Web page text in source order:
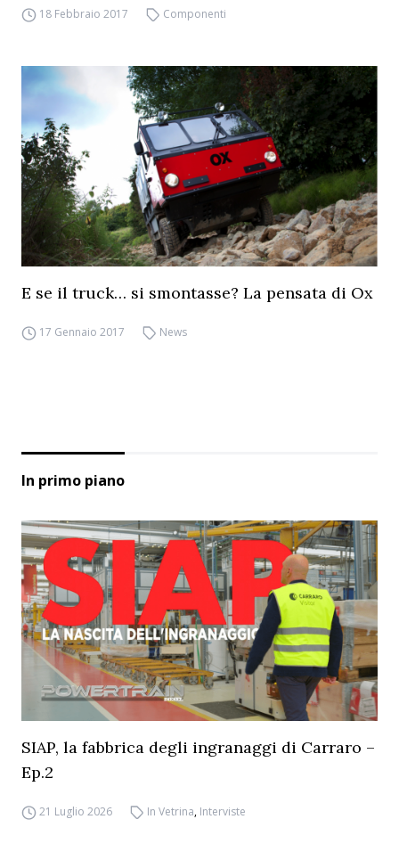
18 Febbraio 2017 Componenti
E se il truck… si smontasse? La pensata di Ox
17 Gennaio 2017 News
In primo piano
SIAP, la fabbrica degli ingranaggi di Carraro –
Ep.2
21 Luglio 2026 In Vetrina, Interviste